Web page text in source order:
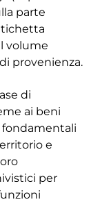
parte
volume
provenienza.
di
ai beni
fondamentali
e
per